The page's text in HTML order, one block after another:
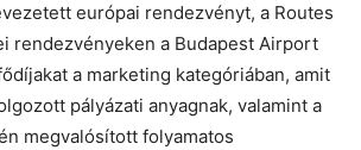
európai rendezvényt, a Routes
rendezvényeken a Budapest Airport
a marketing kategóriában, amit
pályázati anyagnak, valamint a
megvalósított folyamatos